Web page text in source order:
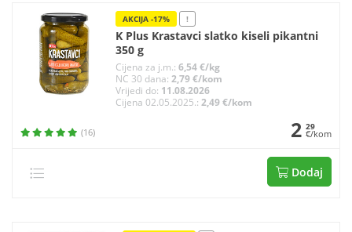
AKCIJA -17% !
K Plus Krastavci slatko kiseli pikantni
350 g
Cijena za j.m.: 6,54 €/kg
NC 30 dana: 2,79 €/kom
Vrijedi do: 11.08.2026
Cijena 02.05.2025.: 2,49 €/kom
(16) 2 29
€/kom
Dodaj